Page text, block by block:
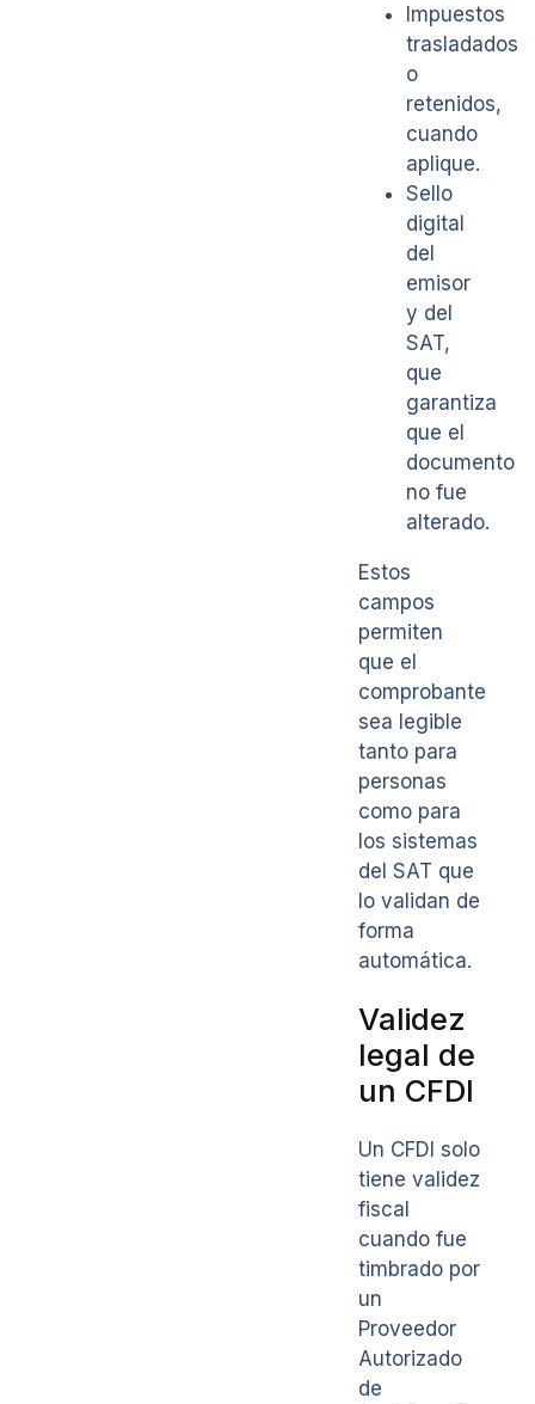
Impuestos
trasladados
o
retenidos,
cuando
aplique.
Sello
digital
del
emisor
y del
SAT,
que
garantiza
que el
documento
no fue
alterado.
Estos
campos
permiten
que el
comprobante
sea legible
tanto para
personas
como para
los sistemas
del SAT que
lo validan de
forma
automática.
Validez
legal de
un CFDI
Un CFDI solo
tiene validez
fiscal
cuando fue
timbrado por
un
Proveedor
Autorizado
de